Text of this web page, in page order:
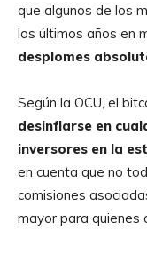
que algunos de los
los últimos años en
desplomes
Según la OCU, el
desinflarse en
inversores en la
en cuenta que no
comisiones
mayor para quienes